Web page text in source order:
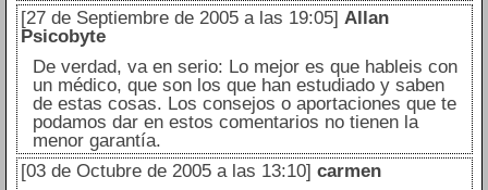
[27 de Septiembre de 2005 a las 19:05] Allan
Psicobyte
De verdad, va en serio: Lo mejor es que hableis con
un médico, que son los que han estudiado y saben
de estas cosas. Los consejos o aportaciones que te
podamos dar en estos comentarios no tienen la
menor garantía.
[03 de Octubre de 2005 a las 13:10] carmen